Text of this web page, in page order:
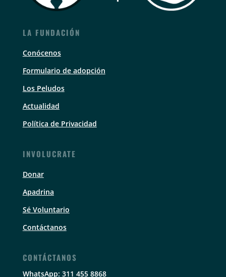
LA FUNDACIÓN
Conócenos
Formulario de adopción
Los Peludos
Actualidad
Política de Privacidad
INVOLUCRATE
Donar
Apadrina
Sé Voluntario
Contáctanos
CONTÁCTANOS
WhatsApp: 311 455 8868